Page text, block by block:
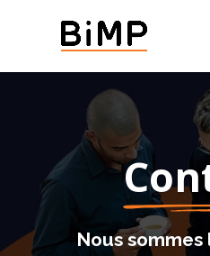
Nous sommes